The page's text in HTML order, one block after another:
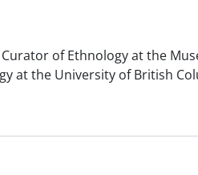
of Ethnology at the
at the University of British